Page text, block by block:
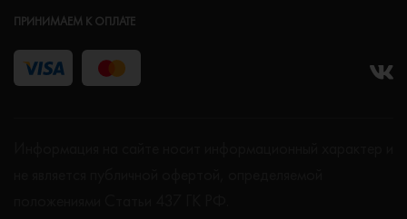
ПРИНИМАЕМ К ОПЛАТЕ